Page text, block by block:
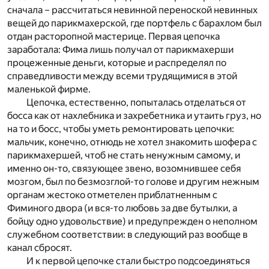
сначала – рассчитаться невинной переноской невинных
вещей до парикмахерской, где портфель с барахлом был
отдан расторопной мастерице. Первая цепочка
заработала: Фима лишь получал от парикмахерши
процеженные деньги, которые и распределял по
справедливости между всеми трудящимися в этой
маленькой фирме.
Цепочка, естественно, попыталась отделаться от
босса как от нахлебника и захребетника и утаить груз, но
на то и босс, чтобы уметь ремонтировать цепочки:
мальчик, конечно, отнюдь не хотел знакомить шофера с
парикмахершей, чтоб не стать ненужным самому, и
именно он-то, связующее звено, возомнившее себя
мозгом, был по безмозглой-то голове и другим нежным
органам жестоко отметелен приблатненным с
Фиминого двора (и вся-то любовь за две бутылки, а
бойцу одно удовольствие) и предупрежден о неполном
служебном соответствии: в следующий раз вообще в
канал сбросят.
И к первой цепочке стали быстро подсоединяться